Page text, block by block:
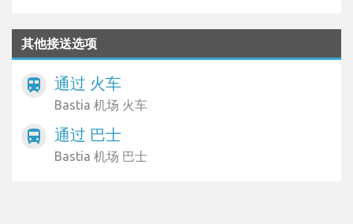
其他接送选项
train 通过 火车
Bastia 机场 火车
directions_bus 通过 巴士
Bastia 机场 巴士